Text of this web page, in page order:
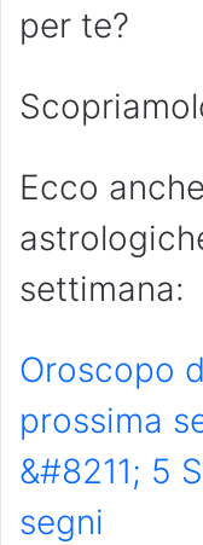
per te?
Ecco
settimana:
Oroscopo
prossima
&#8211; 5
segni